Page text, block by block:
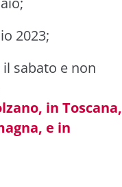
2023;
sabato e non
in Toscana,
e in